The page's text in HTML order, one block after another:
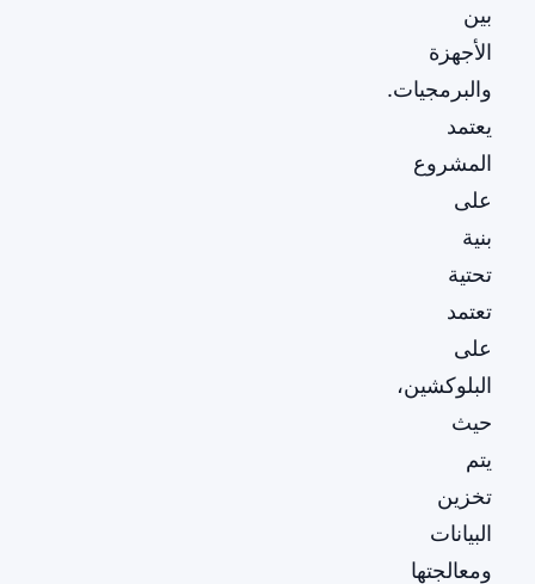
بين
الأجهزة
والبرمجيات.
يعتمد
المشروع
على
بنية
تحتية
تعتمد
على
البلوكشين،
حيث
يتم
تخزين
البيانات
ومعالجتها